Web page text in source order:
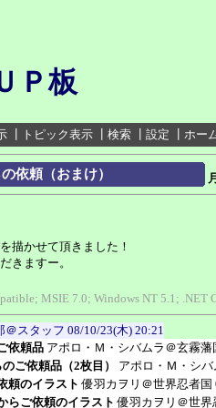
Ｐ板
トピック表示 検索 設定 ホー
依頼（おまけ）
描かせて頂きました！
きますー。
MSIE 7.0; Windows NT 5.1; .NET
＠スタッフ 08/10/23(木) 20:21
依頼品 アポロ・Ｍ・シバムラ＠玄霧藩
ご依頼品（2枚目）
アポロ・Ｍ・シ
頼のイラスト 優羽カヲリ＠世界忍者国
らご依頼のイラスト 優羽カヲリ＠世界